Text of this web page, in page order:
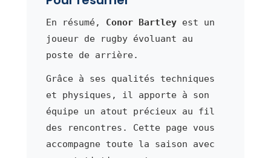
En résumé, Conor Bartleyest un
joueur de rugby évoluant au
poste de arrière.
Grâce à ses qualités techniques
et physiques, il apporte à son
équipe un atout précieux au fil
des rencontres. Cette page vous
accompagne toute la saison avec